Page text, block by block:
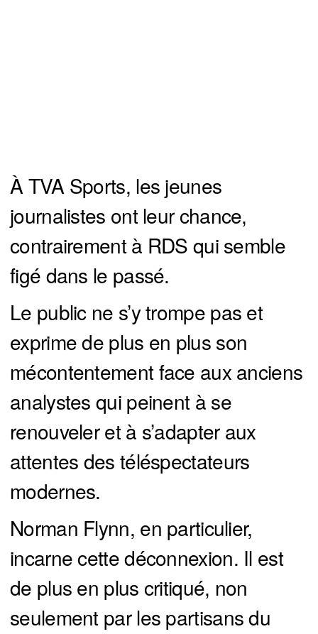
À TVA Sports, les jeunes
journalistes ont leur chance,
contrairement à RDS qui semble
figé dans le passé.
Le public ne s’y trompe pas et
exprime de plus en plus son
mécontentement face aux anciens
analystes qui peinent à se
renouveler et à s’adapter aux
attentes des téléspectateurs
modernes.
Norman Flynn, en particulier,
incarne cette déconnexion. Il est
de plus en plus critiqué, non
seulement par les partisans du